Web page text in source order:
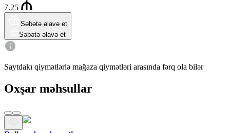
7.25
Səbətə əlavə et
Səbətə əlavə et
Saytdakı qiymətlərlə mağaza qiymətləri arasında fərq ola bilər
Oxşar məhsullar